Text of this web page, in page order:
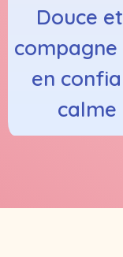
Douce
compagne
en
calme